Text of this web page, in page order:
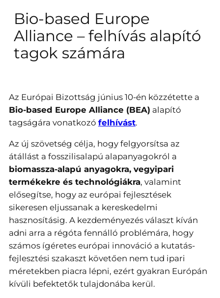
Bio-based Europe
Alliance – felhívás alapító
tagok számára
Az Európai Bizottság június 10-én közzétette a
Bio-based Europe Alliance (BEA) alapító
tagságára vonatkozó felhívást.
Az új szövetség célja, hogy felgyorsítsa az
átállást a fosszilisalapú alapanyagokról a
biomassza-alapú anyagokra, vegyipari
termékekre és technológiákra, valamint
elősegítse, hogy az európai fejlesztések
sikeresen eljussanak a kereskedelmi
hasznosításig. A kezdeményezés választ kíván
adni arra a régóta fennálló problémára, hogy
számos ígéretes európai innováció a kutatás-
fejlesztési szakaszt követően nem tud ipari
méretekben piacra lépni, ezért gyakran Európán
kívüli befektetők tulajdonába kerül.